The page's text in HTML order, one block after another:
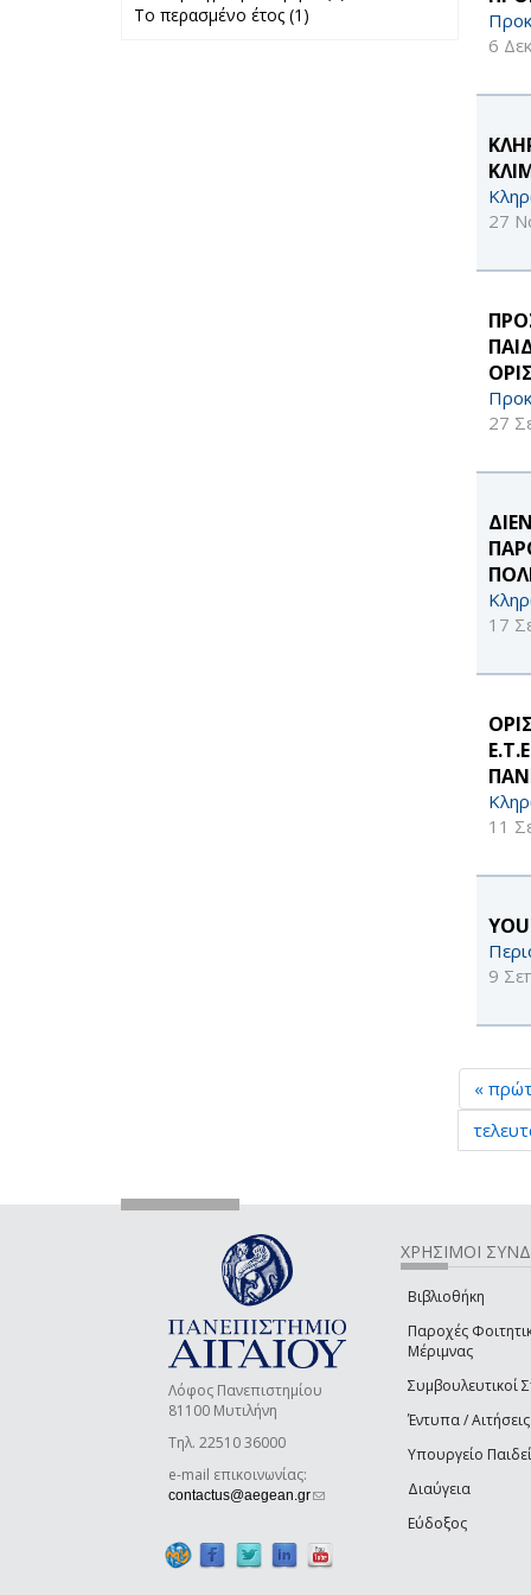
6
27
27
17
11
9
«
Το περασμένο έτος (1)
Λόφος Πανεπιστημίου
81100 Μυτιλήνη
Τηλ. 22510 36000
e-mail επικοινωνίας:
contactus@aegean.gr(link sends e-mail)
ΧΡΗΣΙΜΟΙ
Βιβλιοθήκη
Παροχές
Μέριμνας
Συμβουλευτικοί
Έντυπα / Αιτήσεις
Υπουργείο
Διαύγεια
Εύδοξος